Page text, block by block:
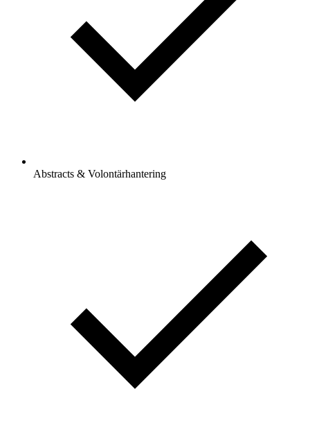
Abstracts & Volontärhantering